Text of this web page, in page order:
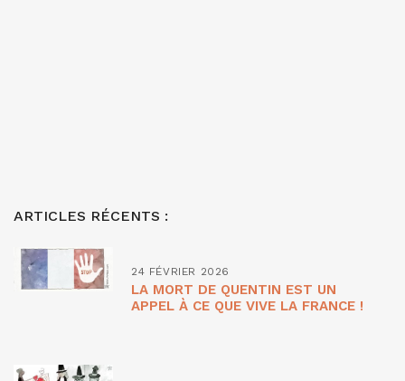
ARTICLES RÉCENTS :
24 FÉVRIER 2026
LA MORT DE QUENTIN EST UN
APPEL À CE QUE VIVE LA FRANCE !